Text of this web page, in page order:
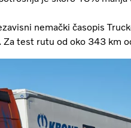
nemački časopis
test rutu od oko 343 km